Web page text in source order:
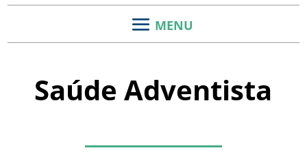
Saúde Adventista